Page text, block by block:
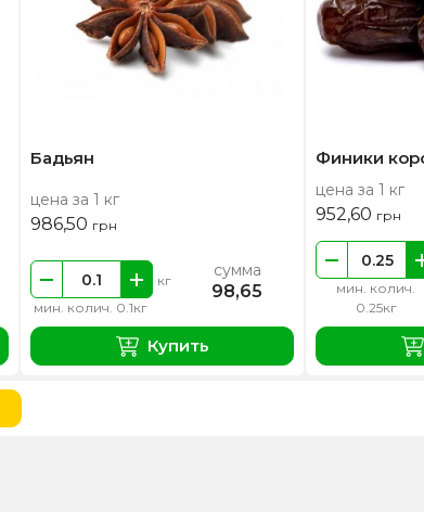
Бадьян
цена за 1 кг
986,50 грн
мин. колич. 0.1кг
кг сумма
98,65
Купить
Финики
цена за 1 кг
952,60 грн
мин. колич.
0.25кг